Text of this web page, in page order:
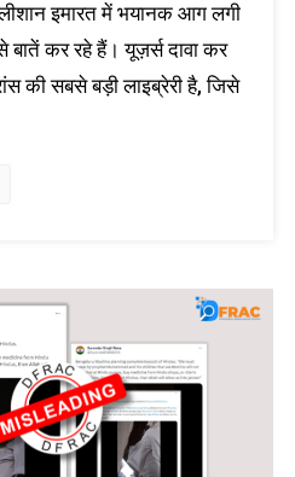
इमारत में भयानक आग लगी
कर रहे हैं। यूज़र्स दावा कर
की सबसे बड़ी लाइब्रेरी है, जिसे